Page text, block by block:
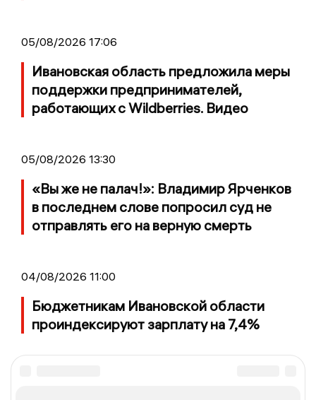
05/08/2026 17:06
Ивановская область предложила меры
поддержки предпринимателей,
работающих с Wildberries. Видео
05/08/2026 13:30
«Вы же не палач!»: Владимир Ярченков
в последнем слове попросил суд не
отправлять его на верную смерть
04/08/2026 11:00
Бюджетникам Ивановской области
проиндексируют зарплату на 7,4%